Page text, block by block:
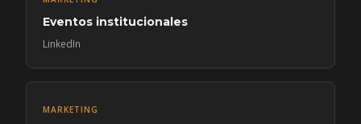
Eventos institucionales
LinkedIn
MARKETING